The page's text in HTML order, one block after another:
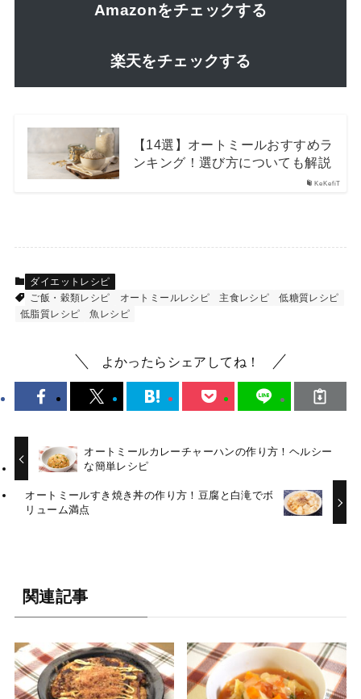
Amazonをチェックする
楽天をチェックする
KeKefiT
【14選】オートミールおすすめラ
ンキング！選び方についても解説
ダイエットレシピ
ご飯・穀類レシピ
オートミールレシピ 主食レシピ
低糖質レシピ
低脂質レシピ
魚レシピ
よかったらシェアしてね！
オートミールカレーチャーハンの作り方！ヘルシー
な簡単レシピ
オートミールすき焼き丼の作り方！豆腐と白滝でボ
リューム満点
関連記事